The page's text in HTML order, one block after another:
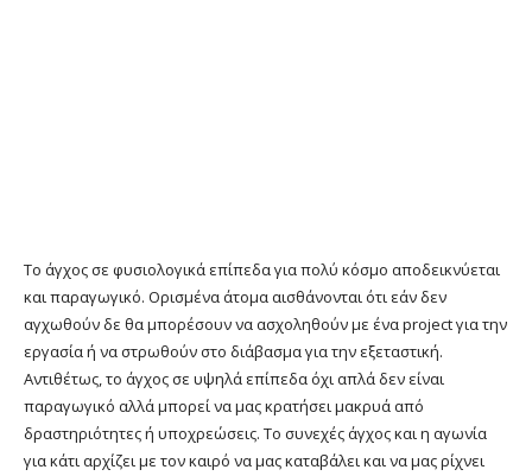
Το άγχος σε φυσιολογικά επίπεδα για πολύ κόσμο αποδεικνύεται
και παραγωγικό. Ορισμένα άτομα αισθάνονται ότι εάν δεν
αγχωθούν δε θα μπορέσουν να ασχοληθούν με ένα project για την
εργασία ή να στρωθούν στο διάβασμα για την εξεταστική.
Αντιθέτως, το άγχος σε υψηλά επίπεδα όχι απλά δεν είναι
παραγωγικό αλλά μπορεί να μας κρατήσει μακρυά από
δραστηριότητες ή υποχρεώσεις. Το συνεχές άγχος και η αγωνία
για κάτι αρχίζει με τον καιρό να μας καταβάλει και να μας ρίχνει